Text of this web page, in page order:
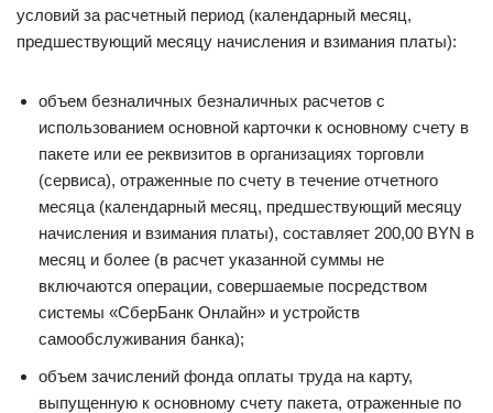
условий за расчетный период (календарный месяц,
предшествующий месяцу начисления и взимания платы):
объем безналичных безналичных расчетов с
использованием основной карточки к основному счету в
пакете или ее реквизитов в организациях торговли
(сервиса), отраженные по счету в течение отчетного
месяца (календарный месяц, предшествующий месяцу
начисления и взимания платы), составляет 200,00 BYN в
месяц и более (в расчет указанной суммы не
включаются операции, совершаемые посредством
системы «СберБанк Онлайн» и устройств
самообслуживания банка);
объем зачислений фонда оплаты труда на карту,
выпущенную к основному счету пакета, отраженные по